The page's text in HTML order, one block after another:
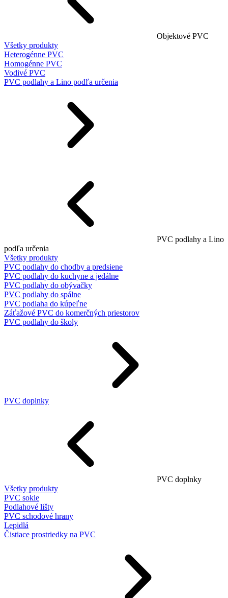
Objektové PVC
Všetky produkty
Heterogénne PVC
Homogénne PVC
Vodivé PVC
PVC podlahy a Lino podľa určenia
PVC podlahy a Lino
podľa určenia
Všetky produkty
PVC podlahy do chodby a predsiene
PVC podlahy do kuchyne a jedálne
PVC podlahy do obývačky
PVC podlahy do spálne
PVC podlaha do kúpeľne
Záťažové PVC do komerčných priestorov
PVC podlahy do školy
PVC doplnky
PVC doplnky
Všetky produkty
PVC sokle
Podlahové lišty
PVC schodové hrany
Lepidlá
Čistiace prostriedky na PVC